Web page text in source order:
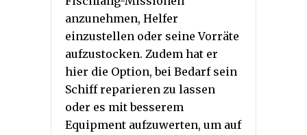
anzunehmen, Helfer
einzustellen oder seine Vorräte
aufzustocken. Zudem hat er
hier die Option, bei Bedarf sein
Schiff reparieren zu lassen
oder es mit besserem
Equipment aufzuwerten, um auf